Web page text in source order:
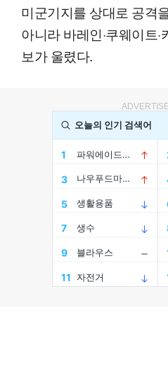
미군기지를 상대로 공격
아니라 바레인·쿠웨이트
보가 울렸다.